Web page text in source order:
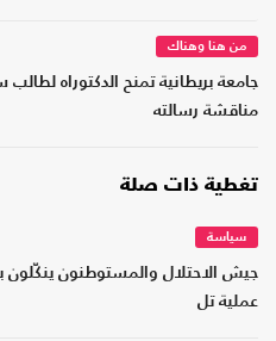
من هنا وهناك
جامعة بريطانية تمنح الدكتوراه
مناقشة رسالته
تغطية ذات صلة
سياسة
جيش الاحتلال والمستوطنون ينكّلون
عملية تل